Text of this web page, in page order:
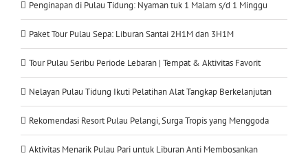
Penginapan di Pulau Tidung: Nyaman tuk 1 Malam s/d 1 Minggu
Paket Tour Pulau Sepa: Liburan Santai 2H1M dan 3H1M
Tour Pulau Seribu Periode Lebaran | Tempat & Aktivitas Favorit
Nelayan Pulau Tidung Ikuti Pelatihan Alat Tangkap Berkelanjutan
Rekomendasi Resort Pulau Pelangi, Surga Tropis yang Menggoda
Aktivitas Menarik Pulau Pari untuk Liburan Anti Membosankan